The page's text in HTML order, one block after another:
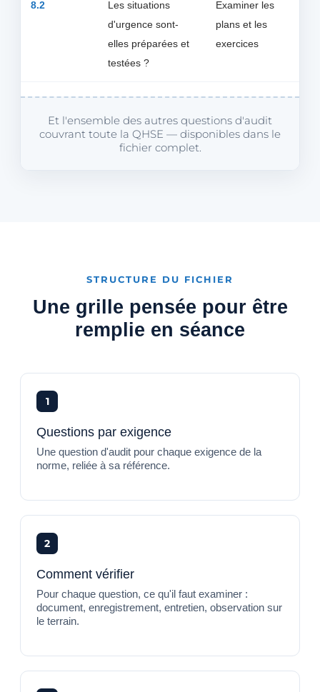
8.2
Les situations
d'urgence sont-
elles préparées et
testées ?
Examiner les
plans et les
exercices
Et l'ensemble des autres questions d'audit
couvrant toute la QHSE — disponibles dans le
fichier complet.
STRUCTURE DU FICHIER
Une grille pensée pour être
remplie en séance
1
Questions par exigence
Une question d'audit pour chaque exigence de la
norme, reliée à sa référence.
2
Comment vérifier
Pour chaque question, ce qu'il faut examiner :
document, enregistrement, entretien, observation sur
le terrain.